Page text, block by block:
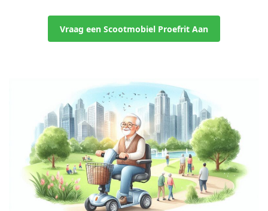
Vraag een Scootmobiel Proefrit Aan